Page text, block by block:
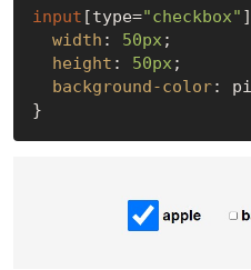
input [type="checkbox" ]
width : 50px ;
height : 50px ;
background-color: